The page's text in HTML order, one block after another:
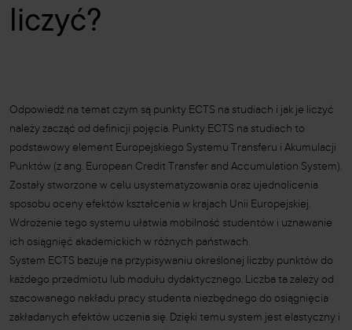
liczyć?
Odpowiedź na temat czym są punkty ECTS na studiach i jak je liczyć
należy zacząć od definicji pojęcia. Punkty ECTS na studiach to
podstawowy element Europejskiego Systemu Transferu i Akumulacji
Punktów (z ang. European Credit Transfer and Accumulation System).
Zostały stworzone w celu usystematyzowania oraz ujednolicenia
sposobu oceny efektów kształcenia w krajach Unii Europejskiej.
Wdrożenie tego systemu ułatwia mobilność studentów i uznawanie
ich osiągnięć akademickich w różnych państwach.
System ECTS bazuje na przypisywaniu określonej liczby punktów do
każdego przedmiotu lub modułu dydaktycznego. Liczba ta zależy od
szacowanego nakładu pracy studenta niezbędnego do osiągnięcia
zakładanych efektów uczenia się. Dzięki temu system jest elastyczny i